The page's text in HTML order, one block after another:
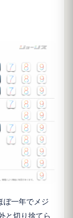
ぼ一年でメジ
と切り捨てら